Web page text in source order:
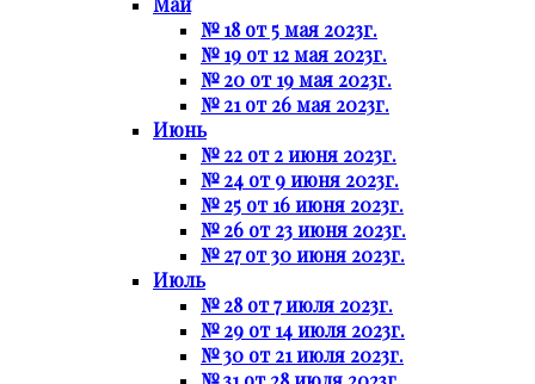
№ 18 от 5 мая 2023г.
№ 19 от 12 мая 2023г.
№ 20 от 19 мая 2023г.
№ 21 от 26 мая 2023г.
Июнь
№ 22 от 2 июня 2023г.
№ 24 от 9 июня 2023г.
№ 25 от 16 июня 2023г.
№ 26 от 23 июня 2023г.
№ 27 от 30 июня 2023г.
Июль
№ 28 от 7 июля 2023г.
№ 29 от 14 июля 2023г.
№ 30 от 21 июля 2023г.